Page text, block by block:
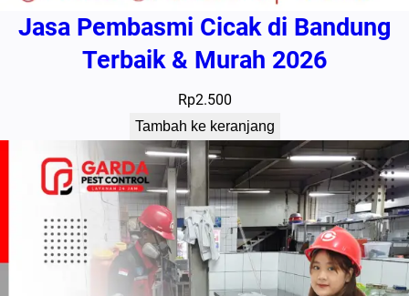
Jasa Pembasmi Cicak di Bandung
Terbaik & Murah 2026
Rp2.500
Tambah ke keranjang